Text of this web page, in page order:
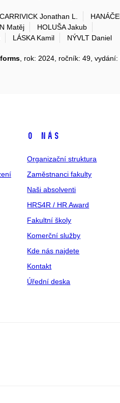
CARRIVICK Jonathan L.
Matěj
HOLUŠA Jakub
LÁSKA Kamil
NÝVLT Daniel
, rok: 2024, ročník: 49, vydání:
O nás
Organizační struktura
Zaměstnanci fakulty
Naši absolventi
HRS4R / HR Award
Fakultní školy
Komerční služby
Kde nás najdete
Kontakt
Úřední deska